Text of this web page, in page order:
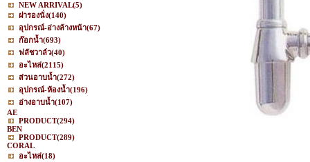
NEW ARRIVAL(5)
ฝารองนั่ง(140)
อุปกรณ์-อ่างล้างหน้า(67)
ก๊อกน้ำ(693)
ฟลัชวาล์ว(40)
อะไหล่(2115)
ส่วนอาบน้ำ(272)
อุปกรณ์-ห้องน้ำ(196)
อ่างอาบน้ำ(107)
AE
PRODUCT(294)
BEN
PRODUCT(289)
CORAL
อะไหล่(18)